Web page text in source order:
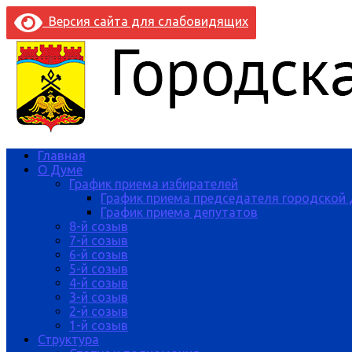
Версия сайта для слабовидящих
Главная
О Думе
График приема избирателей
График приема председателя
График приема депутатов
8-й созыв
7-й созыв
6-й созыв
5-й созыв
4-й созыв
3-й созыв
2-й созыв
1-й созыв
Структура